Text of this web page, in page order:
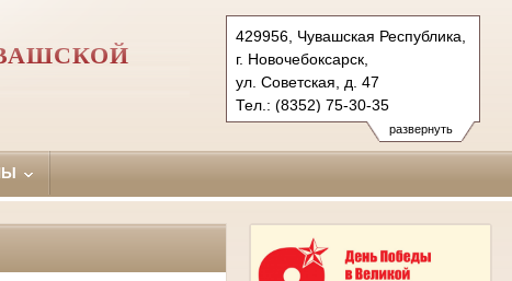
развернуть
429956, Чувашская Республика,
г. Новочебоксарск,
ул. Советская, д. 47
Тел.: (8352) 75-30-35
novocheboksarsky.chv@sudrf.ru